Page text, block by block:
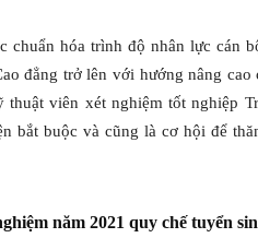
chuẩn hóa trình độ nhân lực cán
đẳng trở lên với hướng nâng
viên xét nghiệm tốt nghiệp
bắt buộc và cũng là cơ hội để
năm 2021 quy chế tuyển